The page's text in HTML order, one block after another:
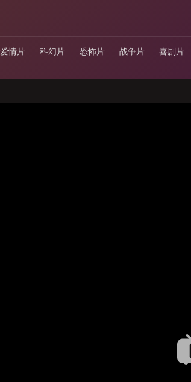
爱情片 科幻片 恐怖片 战争片 喜剧片